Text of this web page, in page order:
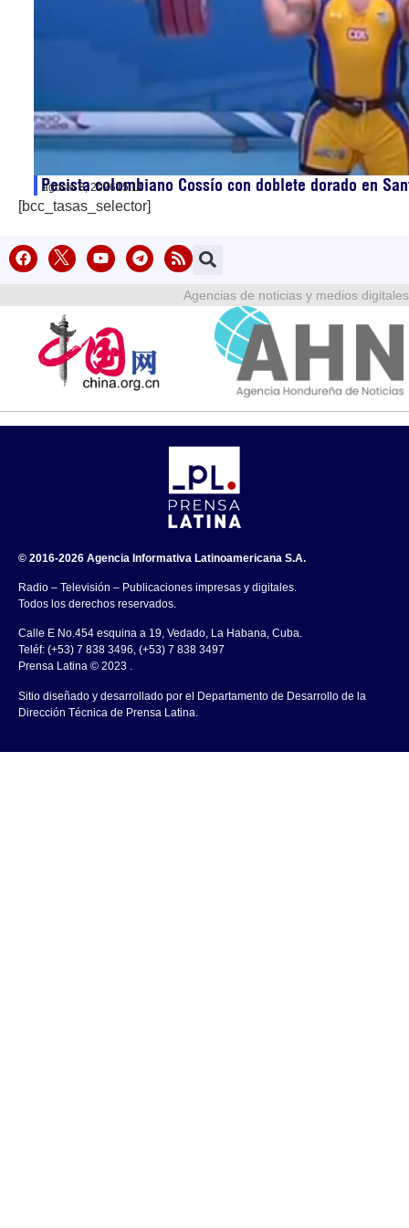
Pesista colombiano Cossío con doblete dorado en
agosto 8, 202615:11
[bcc_tasas_selector]
Agencias de noticias y medios digitales
© 2016-2026 Agencia Informativa Latinoamericana S.A.
Radio – Televisión – Publicaciones impresas y digitales.
Todos los derechos reservados.
Calle E No.454 esquina a 19, Vedado, La Habana, Cuba.
Teléf: (+53) 7 838 3496, (+53) 7 838 3497
Prensa Latina © 2023 .
Sitio diseñado y desarrollado por el Departamento de Desarrollo de la
Dirección Técnica de Prensa Latina.